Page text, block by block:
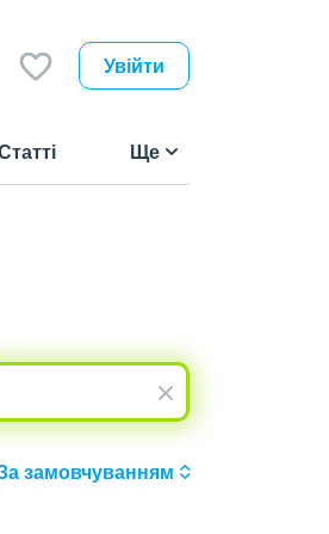
Увійти
Ще
замовчуванням